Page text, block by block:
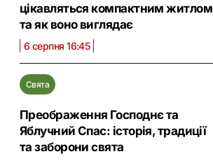
цікавляться компактним житлом
та як воно виглядає
6 серпня 16:45
Свята
Преображення Господнє та
Яблучний Спас: історія, традиції
та заборони свята